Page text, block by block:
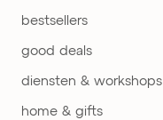
bestsellers
good deals
diensten & workshops
home & gifts